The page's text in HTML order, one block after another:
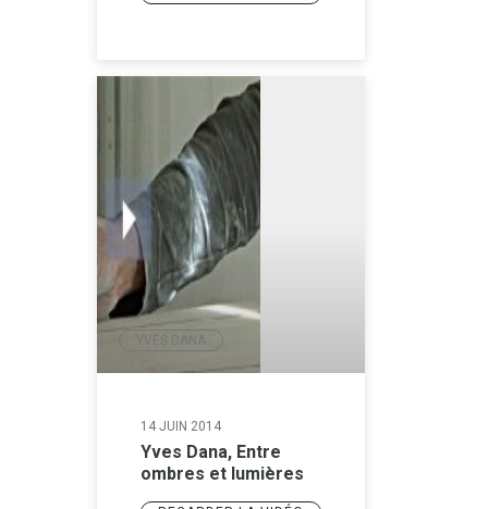
YVES DANA
14 JUIN 2014
Yves Dana, Entre
ombres et lumières